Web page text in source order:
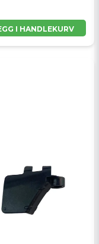
I HANDLEKURV